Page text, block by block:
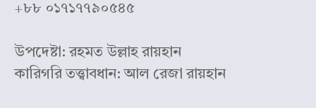
+৮৮ ০১৭১৭৭৯০৫৪৫
উপদেষ্টা: রহমত উল্লাহ রায়হান
কারিগরি তত্ত্বাবধান: আল রেজা রায়হান